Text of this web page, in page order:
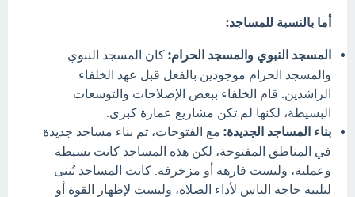
أما بالنسبة للمساجد:
المسجد النبوي والمسجد الحرام: كان المسجد النبوي
والمسجد الحرام موجودين بالفعل قبل عهد الخلفاء
الراشدين. قام الخلفاء ببعض الإصلاحات والتوسعات
البسيطة، لكنها لم تكن مشاريع عمارة كبرى.
بناء المساجد الجديدة: مع الفتوحات، تم بناء مساجد جديدة
في المناطق المفتوحة، لكن هذه المساجد كانت بسيطة
وعملية، وليست فارهة أو مزخرفة. كانت المساجد تُبنى
لتلبية حاجة الناس لأداء الصلاة، وليست لإظهار القوة أو